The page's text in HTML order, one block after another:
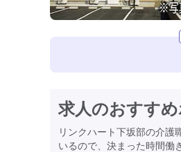
求人のおすす
リンクハート下坂部の介
いるので、決まった時間働